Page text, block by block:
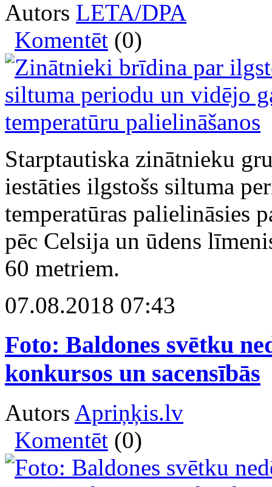
Autors LETA/DPA
Komentēt (0)
Starptautiska zinātnieku
iestāties ilgstošs siltuma
temperatūras palielināsies
pēc Celsija un ūdens
60 metriem.
07.08.2018 07:43
Foto: Baldones svētku
konkursos un sacensībās
Autors Apriņķis.lv
Komentēt (0)